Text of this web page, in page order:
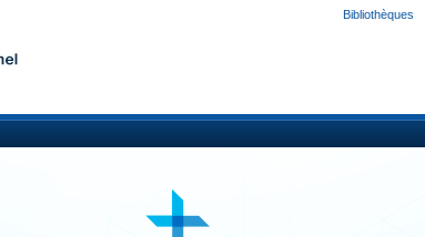
Bibliothèques